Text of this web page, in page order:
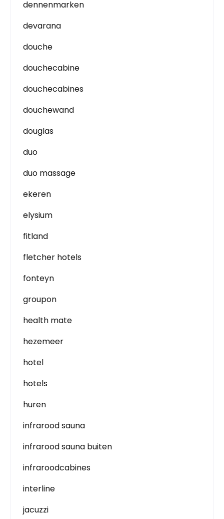
dennenmarken
devarana
douche
douchecabine
douchecabines
douchewand
douglas
duo
duo massage
ekeren
elysium
fitland
fletcher hotels
fonteyn
groupon
health mate
hezemeer
hotel
hotels
huren
infrarood sauna
infrarood sauna buiten
infraroodcabines
interline
jacuzzi